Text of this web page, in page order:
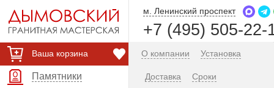
Ваша корзина
Памятники
м. Ленинский проспект
+7 (495) 505-22-
О компании Установка
Доставка Сроки